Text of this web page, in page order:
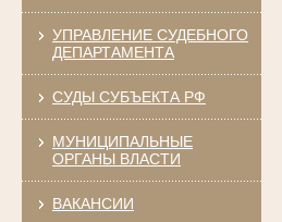
УПРАВЛЕНИЕ СУДЕБНОГО
ДЕПАРТАМЕНТА
СУДЫ СУБЪЕКТА РФ
МУНИЦИПАЛЬНЫЕ
ОРГАНЫ ВЛАСТИ
ВАКАНСИИ